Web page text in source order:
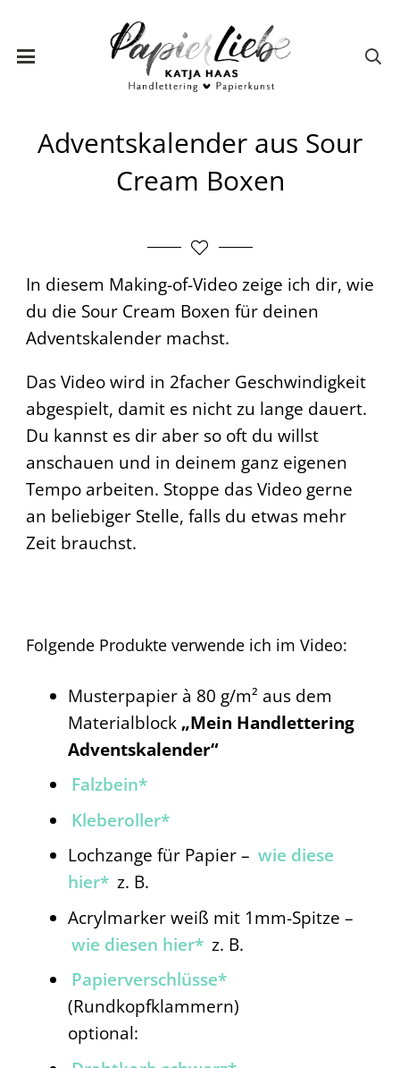
Adventskalender aus Sour
Cream Boxen
In diesem Making-of-Video zeige ich dir, wie
du die Sour Cream Boxen für deinen
Adventskalender machst.
Das Video wird in 2facher Geschwindigkeit
abgespielt, damit es nicht zu lange dauert.
Du kannst es dir aber so oft du willst
anschauen und in deinem ganz eigenen
Tempo arbeiten. Stoppe das Video gerne
an beliebiger Stelle, falls du etwas mehr
Zeit brauchst.
Folgende Produkte verwende ich im Video:
Musterpapier à 80 g/m² aus dem
Materialblock „Mein Handlettering
Adventskalender“
Falzbein*
Kleberoller*
Lochzange für Papier – wie diese
hier* z. B.
Acrylmarker weiß mit 1mm-Spitze –
wie diesen hier* z. B.
Papierverschlüsse*
(Rundkopfklammern)
optional: